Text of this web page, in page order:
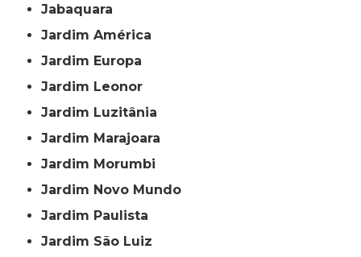
Jabaquara
Jardim América
Jardim Europa
Jardim Leonor
Jardim Luzitânia
Jardim Marajoara
Jardim Morumbi
Jardim Novo Mundo
Jardim Paulista
Jardim São Luiz